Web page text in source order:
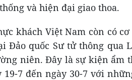
và hiện đại giao thoa.
khách Việt Nam còn có
Đảo quốc Sư tử thông qua
niên. Đây là sự kiện ẩm
7 đến ngày 30-7 với